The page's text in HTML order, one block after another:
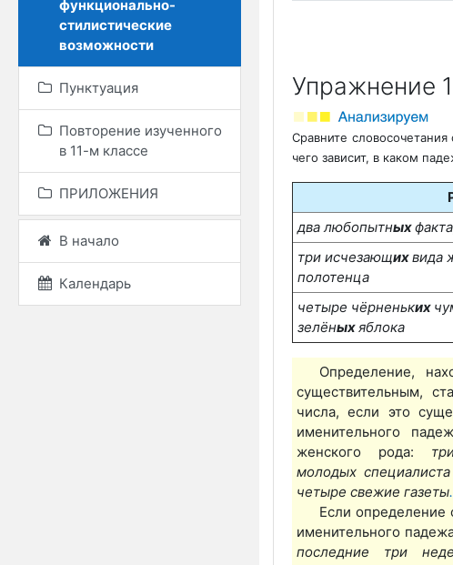
функционально-
стилистические
возможности
Пунктуация
Повторение изученного
в 11-м классе
ПРИЛОЖЕНИЯ
В начало
Календарь
Упражнение
Сравните
чего зависит, в каком
два любопытных
три исчезающихвида
полотенца
четыре чёрненьких
зелёных яблока
Определение,
существительным,
числа, если это
именительного
женского рода:
молодых
четыре свежие газеты.
Если определение
именительного
последние три